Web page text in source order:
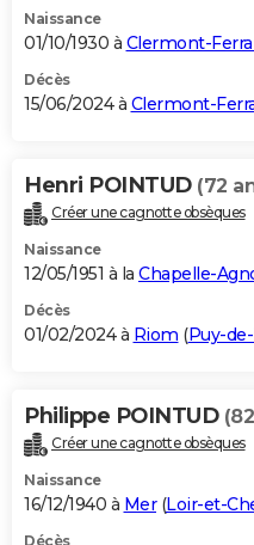
Naissance
01/10/1930 à Clermont-
Décès
15/06/2024 à Clermont-
Henri POINTUD (72
Créer une cagnotte obsèques
Naissance
12/05/1951 à la Chapelle-
Décès
01/02/2024 à Riom (Puy-
Philippe POINTUD
Créer une cagnotte obsèques
Naissance
16/12/1940 à Mer(Loir-et-
Décès